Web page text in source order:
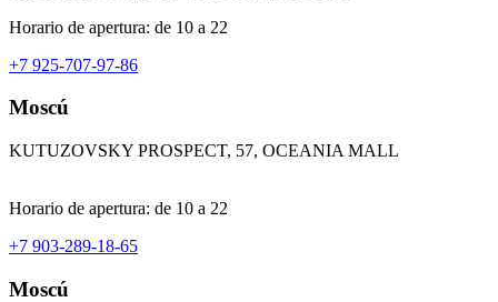
Horario de apertura: de 10 a 22
+7 925-707-97-86
Moscú
KUTUZOVSKY PROSPECT, 57, OCEANIA MALL
Horario de apertura: de 10 a 22
+7 903-289-18-65
Moscú